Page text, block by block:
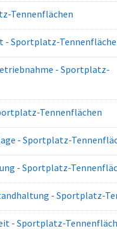
Tennenflächen
- Sportplatz-
- Sportplatz-
Tennenflächen
- Sportplatz-
- Sportplatz-
- Sportplatz-
- Sportplatz-